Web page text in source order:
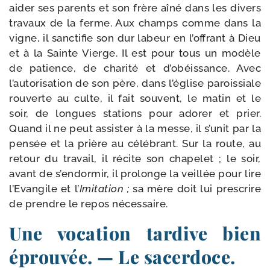
aider ses parents et son frère aîné dans les divers
tra­vaux de la ferme. Aux champs comme dans la
vigne, il sanc­ti­fie son dur labeur en l’offrant à Dieu
et à la Sainte Vierge. Il est pour tous un modèle
de patience, de cha­ri­té et d’obéissance. Avec
l’autorisation de son père, dans l’église parois­siale
rou­verte au culte, il fait sou­vent, le matin et le
soir, de longues sta­tions pour ado­rer et prier.
Quand il ne peut assis­ter à la messe, il s’u­nit par la
pen­sée et la prière au célé­brant. Sur la route, au
retour du tra­vail, il récite son cha­pe­let ; le soir,
avant de s’endormir, il pro­longe la veillée pour lire
l’Evangile et l’Imitation ; sa mère doit lui pres­crire
de prendre le repos nécessaire.
Une vocation tardive bien
éprouvée. — Le sacerdoce.